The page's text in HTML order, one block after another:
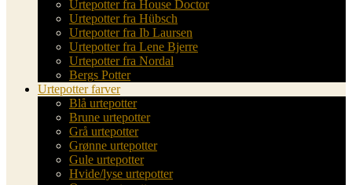
Urtepotter fra House Doctor
Urtepotter fra Hübsch
Urtepotter fra Ib Laursen
Urtepotter fra Lene Bjerre
Urtepotter fra Nordal
Bergs Potter
Urtepotter farver
Blå urtepotter
Brune urtepotter
Grå urtepotter
Grønne urtepotter
Gule urtepotter
Hvide/lyse urtepotter